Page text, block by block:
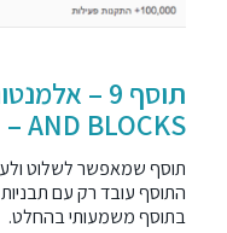
AND BLOCKS –
תוסף שמאפשר לשלוט
התוסף עובד רק עם
בתוסף משמעותי בהחלט.